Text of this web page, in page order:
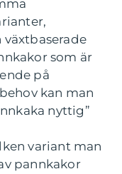
som är
på
kan man
nyttig”
variant man
pannkakor